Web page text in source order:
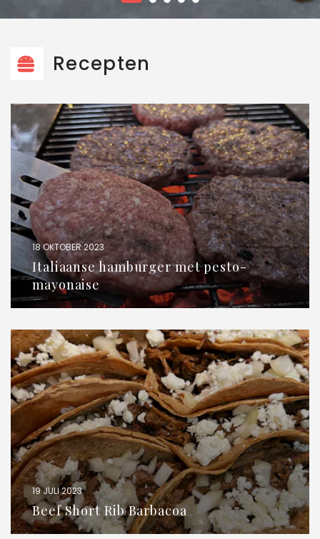
Recepten
18 OKTOBER 2023
Italiaanse hamburger met pesto-
mayonaise
19 JULI 2023
Beef Short Rib Barbacoa